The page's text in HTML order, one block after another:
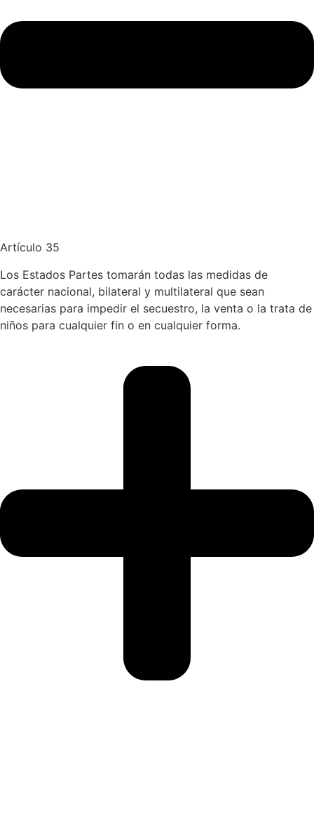
Artículo 35
Los Estados Partes tomarán todas las medidas de
carácter nacional, bilateral y multilateral que sean
necesarias para impedir el secuestro, la venta o la trata de
niños para cualquier fin o en cualquier forma.